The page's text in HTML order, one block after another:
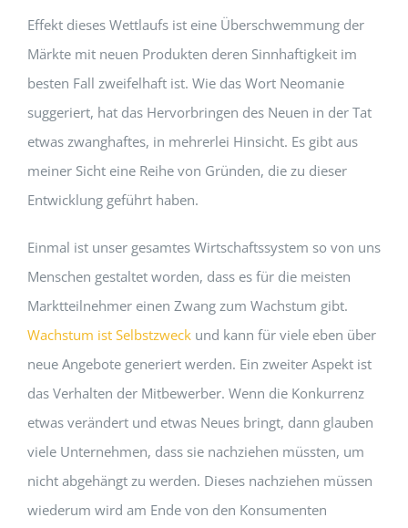
Effekt dieses Wettlaufs ist eine Überschwemmung der
Märkte mit neuen Produkten deren Sinnhaftigkeit im
besten Fall zweifelhaft ist. Wie das Wort Neomanie
suggeriert, hat das Hervorbringen des Neuen in der Tat
etwas zwanghaftes, in mehrerlei Hinsicht. Es gibt aus
meiner Sicht eine Reihe von Gründen, die zu dieser
Entwicklung geführt haben.
Einmal ist unser gesamtes Wirtschaftssystem so von uns
Menschen gestaltet worden, dass es für die meisten
Marktteilnehmer einen Zwang zum Wachstum gibt.
Wachstum ist Selbstzweckund kann für viele eben über
neue Angebote generiert werden. Ein zweiter Aspekt ist
das Verhalten der Mitbewerber. Wenn die Konkurrenz
etwas verändert und etwas Neues bringt, dann glauben
viele Unternehmen, dass sie nachziehen müssten, um
nicht abgehängt zu werden. Dieses nachziehen müssen
wiederum wird am Ende von den Konsumenten